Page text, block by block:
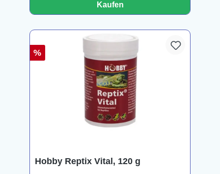
Kaufen
%
Hobby Reptix Vital, 120 g